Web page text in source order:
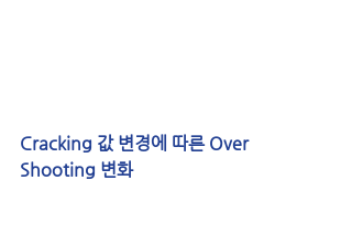
Cracking 값 변경에 따른 Over
Shooting 변화